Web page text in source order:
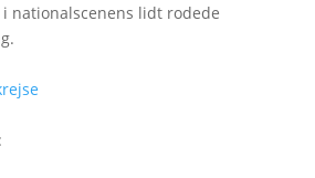
nationalscenens lidt rodede
: